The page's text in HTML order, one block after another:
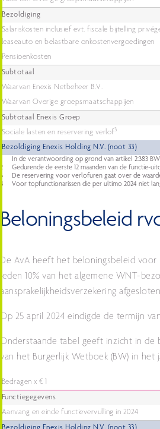
Bezoldiging
Salariskosten inclusief evt. fiscale bijtelling
leaseauto en belastbare onkostenvergoedingen
Pensioenkosten
Subtotaal
Waarvan Enexis Netbeheer B.V.
Waarvan Overige groepsmaatschappijen
Subtotaal Enexis Groep
Sociale lasten en reservering verlof3
Bezoldiging Enexis Holding N.V. (noot 33)
In de verantwoording op grond van artikel 2:383
2
Gedurende de eerste 12 maanden van de functie-
3
De reservering voor verlofuren gaat over de
4
Voor topfunctionarissen die per ultimo 2024 niet
Beloningsbeleid
De AvA heeft het beloningsbeleid
leden 10% van het algemene WNT-
aansprakelijkheidsverzekering
Op 25 april 2024 eindigde de termijn
Onderstaande tabel geeft inzicht in de
van het Burgerlijk Wetboek (BW) in het
Bedragen x € 1
Functiegegevens
Aanvang en einde functievervulling in 2024